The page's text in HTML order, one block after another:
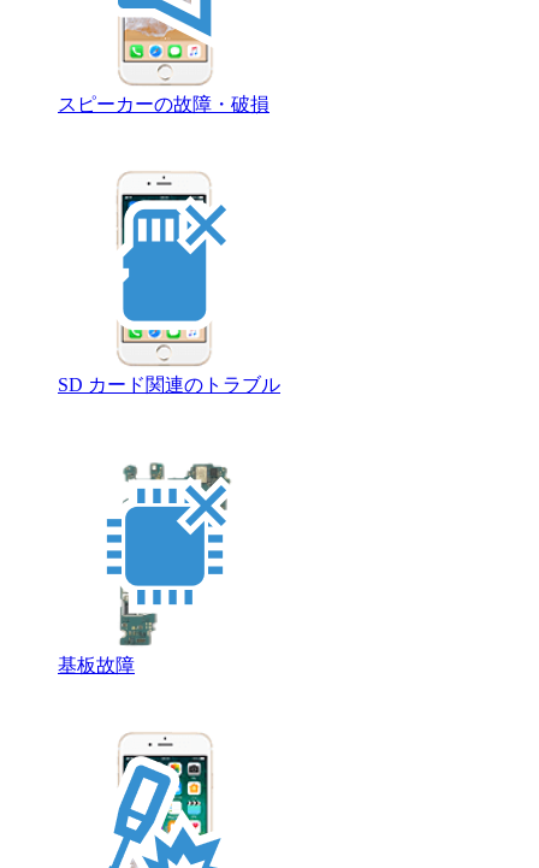
スピーカーの故障・破損
SD カード関連のトラブル
基板故障